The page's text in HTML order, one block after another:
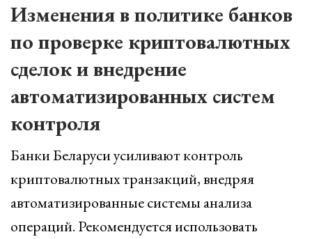
Изменения в политике банков
по проверке криптовалютных
сделок и внедрение
автоматизированных систем
контроля
Банки Беларуси усиливают контроль
криптовалютных транзакций, внедряя
автоматизированные системы анализа
операций. Рекомендуется использовать